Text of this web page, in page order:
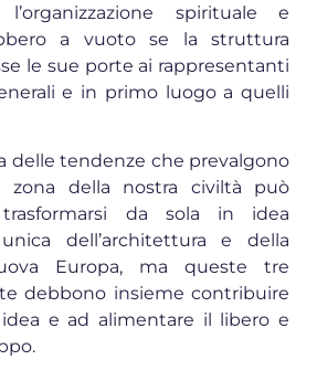
spirituale e
a vuoto se la struttura
le sue porte ai rappresentanti
e in primo luogo a quelli
delle tendenze che prevalgono
zona della nostra civiltà può
da sola in idea
dell’architettura e della
Europa, ma queste tre
debbono insieme contribuire
e ad alimentare il libero e